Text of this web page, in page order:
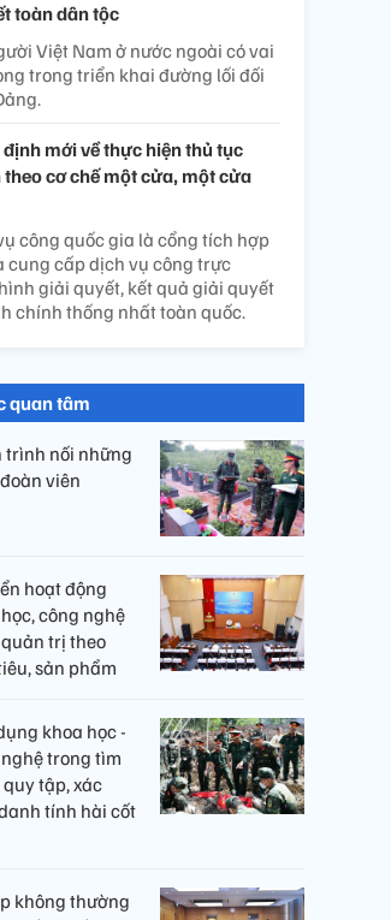
toàn dân tộc
Việt Nam ở nước ngoài có vai
trong triển khai đường lối đối
mới về thực hiện thủ tục
cơ chế một cửa, một cửa
công quốc gia là cổng tích hợp
cung cấp dịch vụ công trực
giải quyết, kết quả giải quyết
chính thống nhất toàn quốc.
quan tâm
trình nối những
viên
hoạt động
công nghệ
trị theo
sản phẩm
khoa học -
trong tìm
quy tập, xác
tính hài cốt
không thường